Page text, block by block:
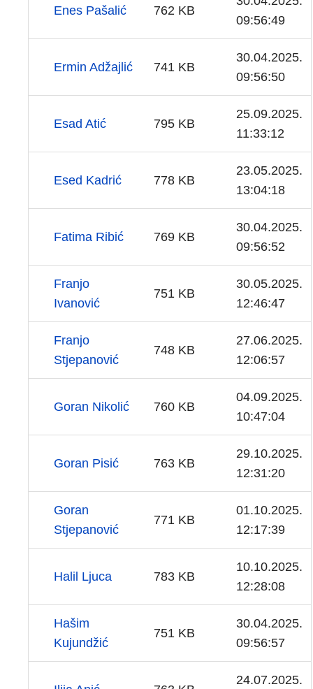
Enes Pašalić 762 KB
09:56:49
Ermin Adžajlić 741 KB
30.04.2025.
09:56:50
Esad Atić 795 KB
25.09.2025.
11:33:12
Esed Kadrić 778 KB
23.05.2025.
13:04:18
Fatima Ribić 769 KB
30.04.2025.
09:56:52
Franjo
Ivanović
751 KB
30.05.2025.
12:46:47
Franjo
Stjepanović
748 KB
27.06.2025.
12:06:57
Goran Nikolić 760 KB
04.09.2025.
10:47:04
Goran Pisić 763 KB
29.10.2025.
12:31:20
Goran
Stjepanović
771 KB
01.10.2025.
12:17:39
Halil Ljuca 783 KB
10.10.2025.
12:28:08
Hašim
Kujundžić
751 KB
30.04.2025.
09:56:57
24.07.2025.